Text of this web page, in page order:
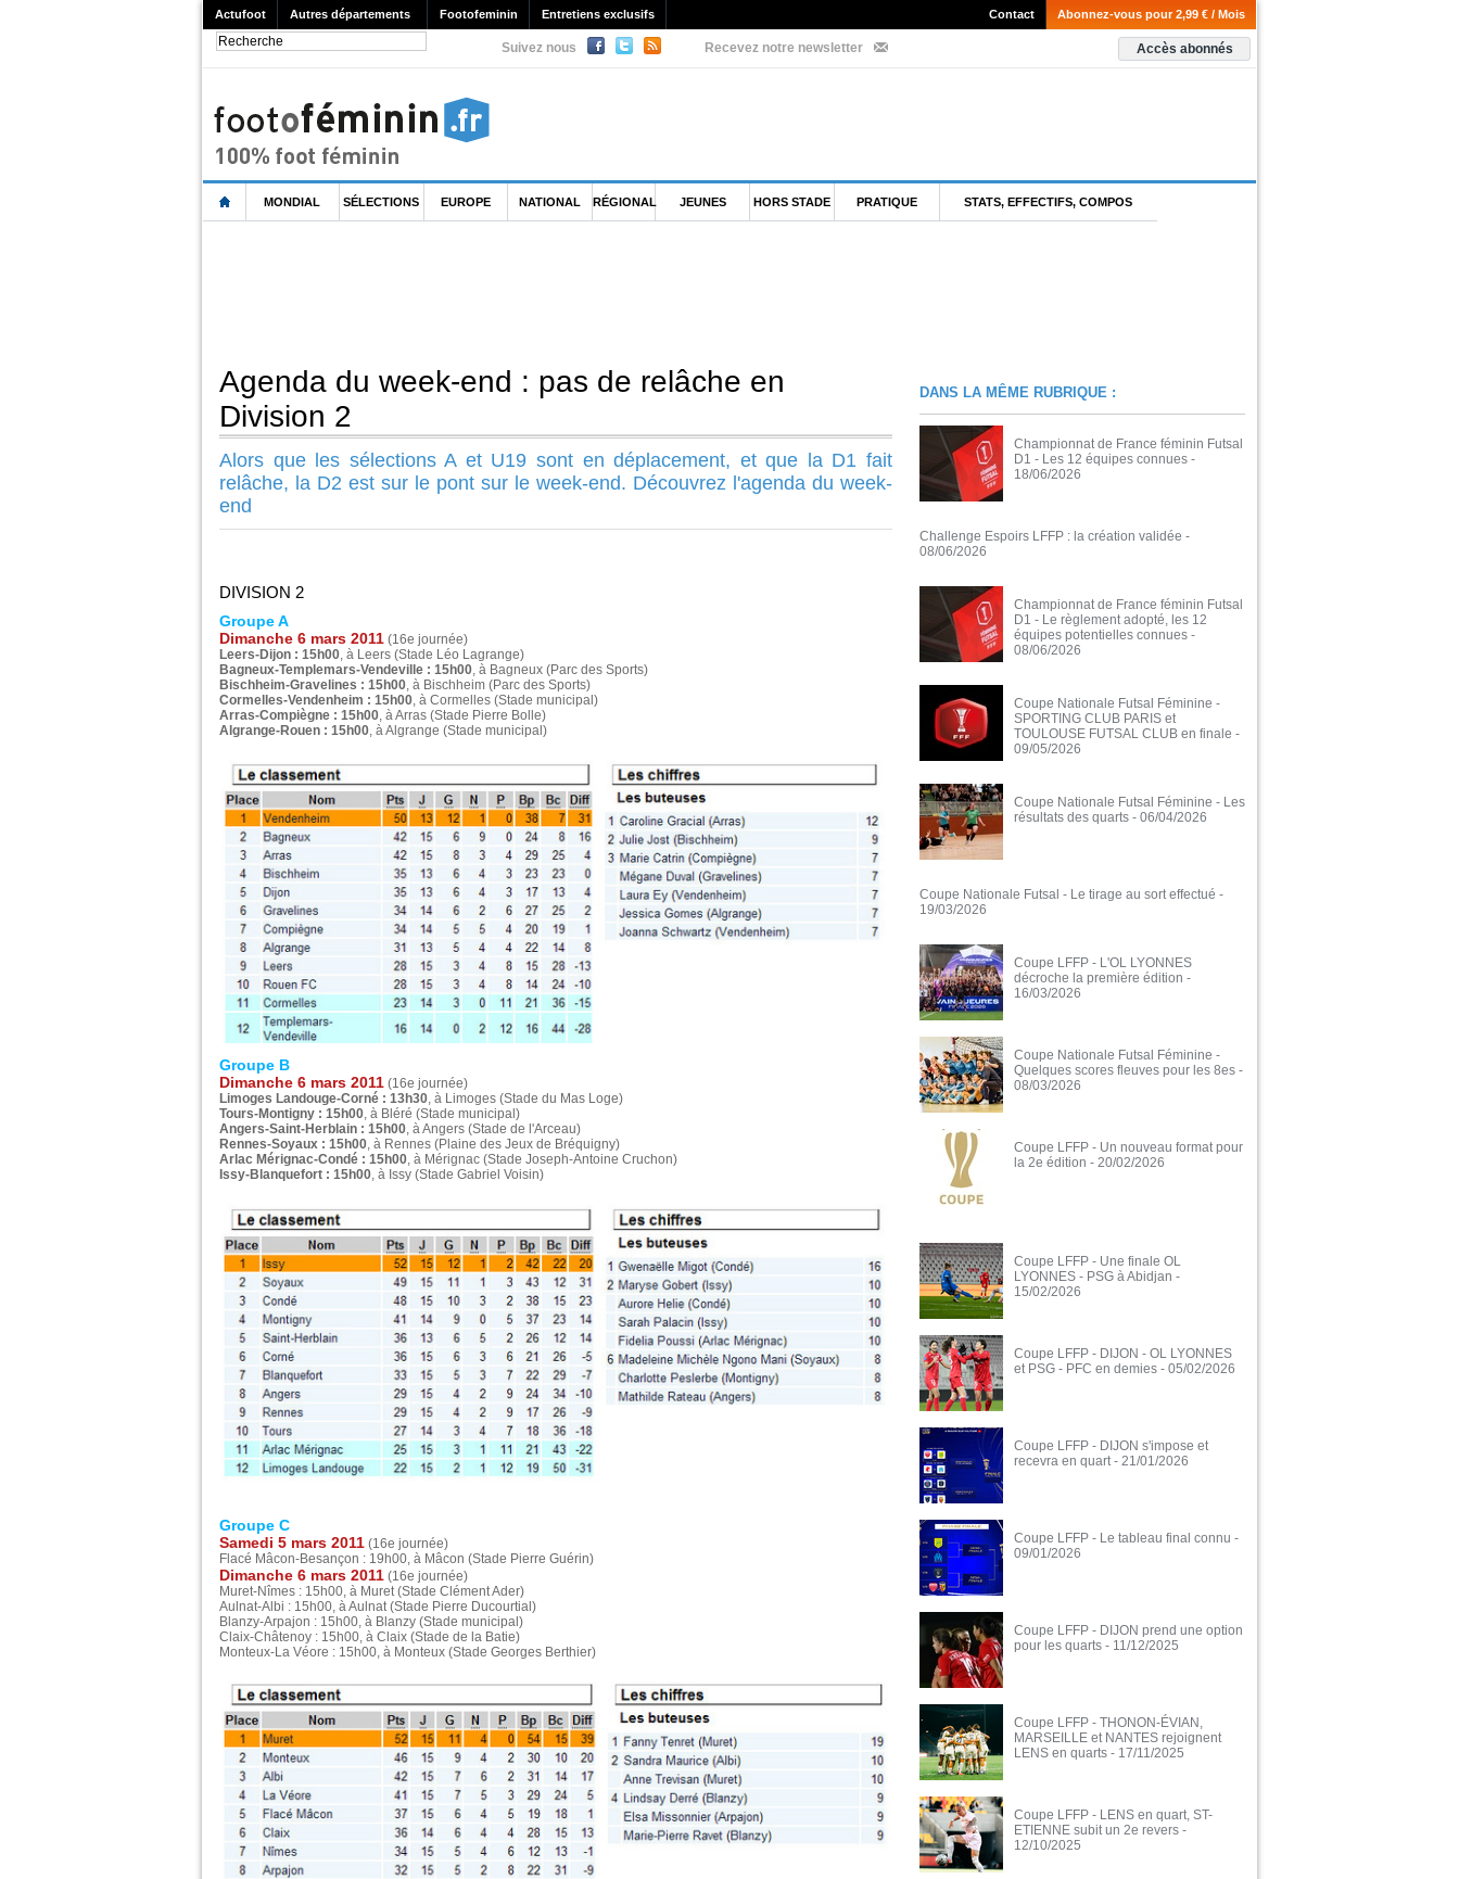
Actufoot Autres départements Footofeminin Entretiens exclusifs Abonnez-vous pour 2,99 € / Mois
Contact
Suivez nous Recevez notre newsletter Accès abonnés
MONDIAL SÉLECTIONS EUROPE NATIONAL RÉGIONAL JEUNES HORS STADE PRATIQUE STATS, EFFECTIFS, COMPOS
Agenda du week-end : pas de relâche en
Division 2
Alors que les sélections A et U19 sont en déplacement, et que la D1 fait
relâche, la D2 est sur le pont sur le week-end. Découvrez l'agenda du week-
end
DIVISION 2
Groupe A
Dimanche 6 mars 2011 (16e journée)
Leers-Dijon : 15h00, à Leers (Stade Léo Lagrange)
Bagneux-Templemars-Vendeville : 15h00, à Bagneux (Parc des Sports)
Bischheim-Gravelines : 15h00, à Bischheim (Parc des Sports)
Cormelles-Vendenheim : 15h00, à Cormelles (Stade municipal)
Arras-Compiègne : 15h00, à Arras (Stade Pierre Bolle)
Algrange-Rouen : 15h00, à Algrange (Stade municipal)
Groupe B
Dimanche 6 mars 2011 (16e journée)
Limoges Landouge-Corné : 13h30, à Limoges (Stade du Mas Loge)
Tours-Montigny : 15h00, à Bléré (Stade municipal)
Angers-Saint-Herblain : 15h00, à Angers (Stade de l'Arceau)
Rennes-Soyaux : 15h00, à Rennes (Plaine des Jeux de Bréquigny)
Arlac Mérignac-Condé : 15h00, à Mérignac (Stade Joseph-Antoine Cruchon)
Issy-Blanquefort : 15h00, à Issy (Stade Gabriel Voisin)
Groupe C
Samedi 5 mars 2011 (16e journée)
Flacé Mâcon-Besançon : 19h00, à Mâcon (Stade Pierre Guérin)
Dimanche 6 mars 2011 (16e journée)
Muret-Nîmes : 15h00, à Muret (Stade Clément Ader)
Aulnat-Albi : 15h00, à Aulnat (Stade Pierre Ducourtial)
Blanzy-Arpajon : 15h00, à Blanzy (Stade municipal)
Claix-Châtenoy : 15h00, à Claix (Stade de la Batie)
Monteux-La Véore : 15h00, à Monteux (Stade Georges Berthier)
DANS LA MÊME RUBRIQUE :
Championnat de France féminin Futsal
D1 - Les 12 équipes connues -
18/06/2026
Challenge Espoirs LFFP : la création validée -
08/06/2026
Championnat de France féminin Futsal
D1 - Le règlement adopté, les 12
équipes potentielles connues -
08/06/2026
Coupe Nationale Futsal Féminine -
SPORTING CLUB PARIS et
TOULOUSE FUTSAL CLUB en finale -
09/05/2026
Coupe Nationale Futsal Féminine - Les
résultats des quarts - 06/04/2026
Coupe Nationale Futsal - Le tirage au sort effectué -
19/03/2026
Coupe LFFP - L'OL LYONNES
décroche la première édition -
16/03/2026
Coupe Nationale Futsal Féminine -
Quelques scores fleuves pour les 8es -
08/03/2026
Coupe LFFP - Un nouveau format pour
la 2e édition - 20/02/2026
Coupe LFFP - Une finale OL
LYONNES - PSG à Abidjan -
15/02/2026
Coupe LFFP - DIJON - OL LYONNES
et PSG - PFC en demies - 05/02/2026
Coupe LFFP - DIJON s'impose et
recevra en quart - 21/01/2026
Coupe LFFP - Le tableau final connu -
09/01/2026
Coupe LFFP - DIJON prend une option
pour les quarts - 11/12/2025
Coupe LFFP - THONON-ÉVIAN,
MARSEILLE et NANTES rejoignent
LENS en quarts - 17/11/2025
Coupe LFFP - LENS en quart, ST-
ETIENNE subit un 2e revers -
12/10/2025